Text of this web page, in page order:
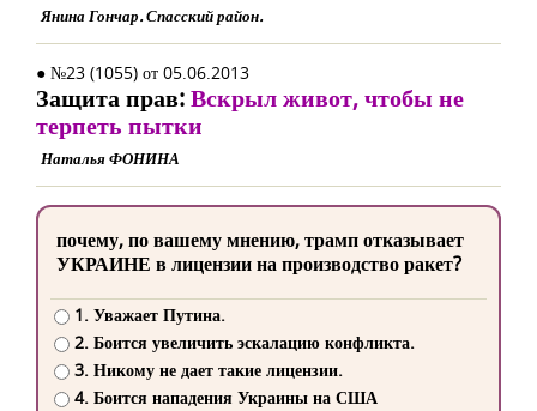
Янина Гончар. Спасский район.
● №23 (1055) от 05.06.2013
Защита прав:Вскрыл живот, чтобы не
терпеть пытки
Наталья ФОНИНА
почему, по вашему мнению, трамп отказывает
УКРАИНЕ в лицензии на производство ракет?
1. Уважает Путина.
2. Боится увеличить эскалацию конфликта.
3. Никому не дает такие лицензии.
4. Боится нападения Украины на США